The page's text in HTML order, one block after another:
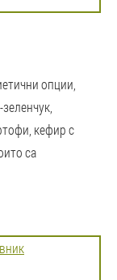
опции,
кефир с
са